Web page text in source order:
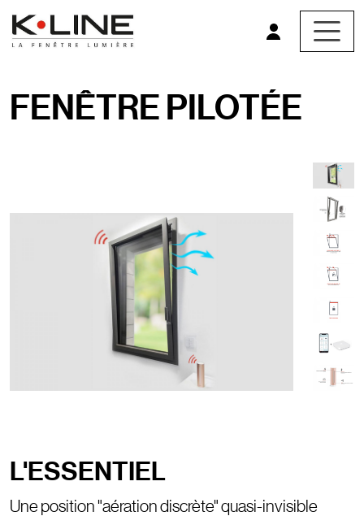
Aller au contenu principal
FENÊTRE PILOTÉE
L'ESSENTIEL
Une position "aération discrète" quasi-invisible